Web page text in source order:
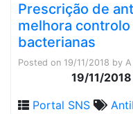
Prescrição de
melhora
bacterianas
Posted on 19/11/2018 by
19/11/2018
Portal SNS